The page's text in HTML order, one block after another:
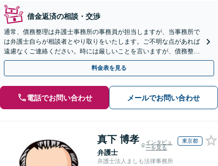
借金返済の相談・交渉
通常、債務整理は弁護士事務所の事務員が担当しますが、当事務所で
は弁護士自らが相談者とやり取りをいたします。ご不明な点があれば
遠慮なくご連絡ください。時には厳しいことを言いますが、債務整理
には相談者様のご協力が必要不可欠です。
料金表を見る
電話でお問い合わせ メールでお問い合わせ
真下 博孝
弁護士
インタビュ
ーを見る
東京都
弁護士法人ましも法律事務所